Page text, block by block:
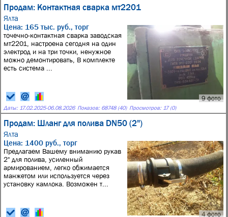
Продам: Контактная сварка мт2201
Ялта
9 фото
Цена: 165 тыс. руб., торг
точечно-контактная сварка заводская
мт2201, настроена сегодня на один
электрод и на три точки, ненужное
можно демонтировать, В комплекте
есть система ...
Даты: 17.02.2025-06.08.2026 Показов: 68748 (40) Просмотров: 17 (0)
Продам: Шланг для полива DN50 (2")
Ялта
4 фото
Цена: 1400 руб., торг
Предлагаем Вашему вниманию рукав
2" для полива, усиленный
армированием, легко обжимается
манжетом или используется через
установку камлока. Возможен т...